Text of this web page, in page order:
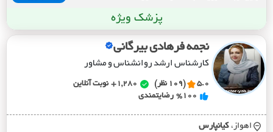
پزشک ویژه
نجمه فرهادی بیرگانی
کارشناس ارشد روانشناس و مشاور
5.0 (109 نظر) 1,280+
نوبت آنلاین
%100 رضایتمندی
اهواز، کيانپارس